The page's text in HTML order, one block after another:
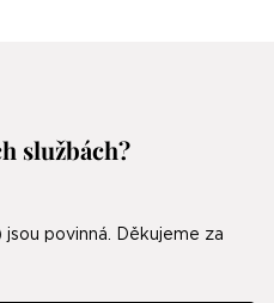
službách?
povinná. Děkujeme za